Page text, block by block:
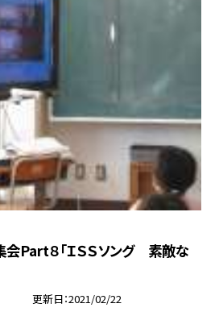
集会Part８「ＩＳＳソング 素敵な
更新日 2021/02/22